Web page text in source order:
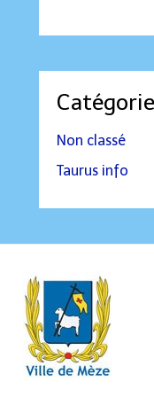
Non classé
Taurus info